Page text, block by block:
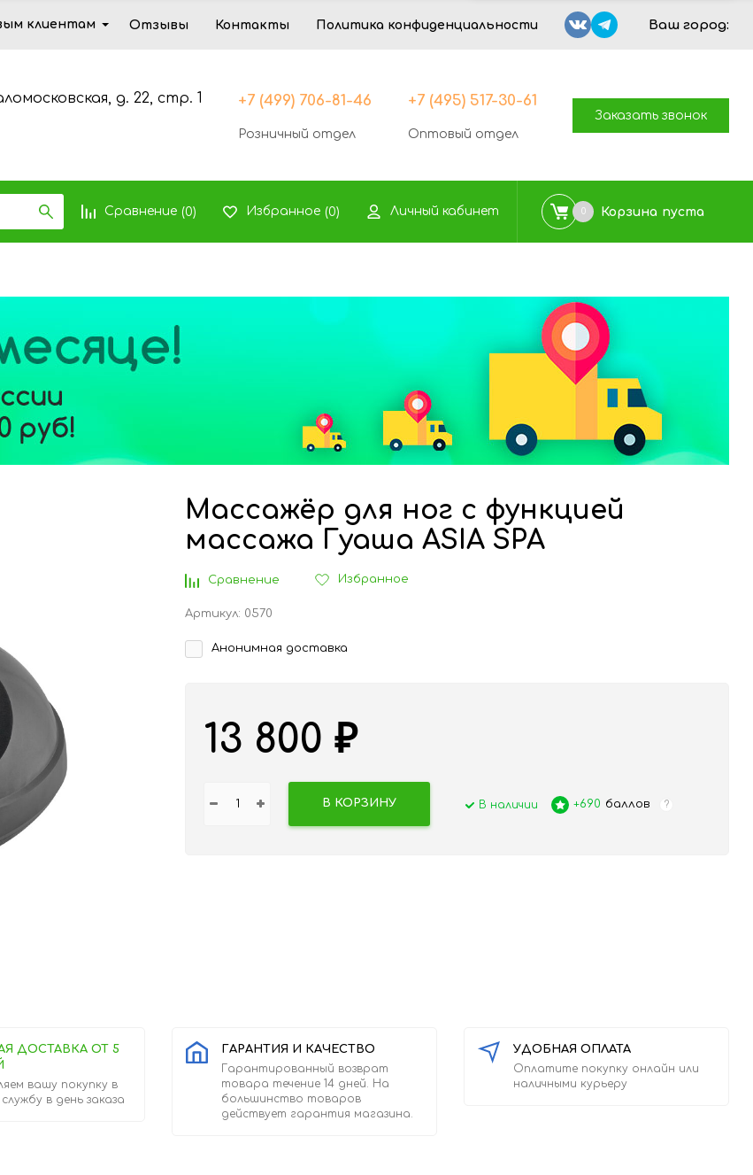
клиентам Отзывы Контакты Политика конфиденциальности Ваш город:
д. 22, стр. 1 +7 (499) 706-81-46
Розничный отдел
+7 (495) 517-30-61
Оптовый отдел
Заказать звонок
Сравнение (0) Избранное (0) Личный кабинет 0 Корзина пуста
Массажёр для ног с функцией
массажа Гуаша ASIA SPA
Сравнение Избранное
Артикул: 0570
Анонимная доставка
13 800 ₽
В КОРЗИНУ +690 баллов ?
В наличии
ДОСТАВКА ОТ 5
вашу покупку в
в день заказа
ГАРАНТИЯ И КАЧЕСТВО
Гарантированный возврат
товара течение 14 дней. На
большинство товаров
действует гарантия магазина.
УДОБНАЯ ОПЛАТА
Оплатите покупку онлайн или
наличными курьеру